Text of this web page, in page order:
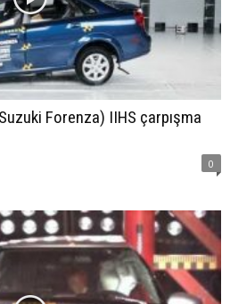
Forenza) IIHS çarpışma
0